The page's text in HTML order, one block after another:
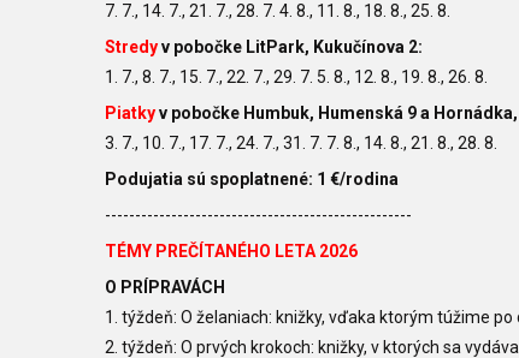
7. 7., 14. 7., 21. 7., 28. 7. 4. 8., 11. 8., 18. 8., 25. 8.
Stredyv pobočke LitPark, Kukučínova 2:
1. 7., 8. 7., 15. 7., 22. 7., 29. 7. 5. 8., 12. 8., 19. 8., 26. 8.
Piatkyv pobočke Humbuk, Humenská 9 a
3. 7., 10. 7., 17. 7., 24. 7., 31. 7. 7. 8., 14. 8., 21. 8., 28. 8.
Podujatia sú spoplatnené: 1 €/rodina
---------------------------------------------------
TÉMY PREČÍTANÉHO LETA 2026
O PRÍPRAVÁCH
1. týždeň: O želaniach: knižky, vďaka ktorým túžime po
2. týždeň: O prvých krokoch: knižky, v ktorých sa